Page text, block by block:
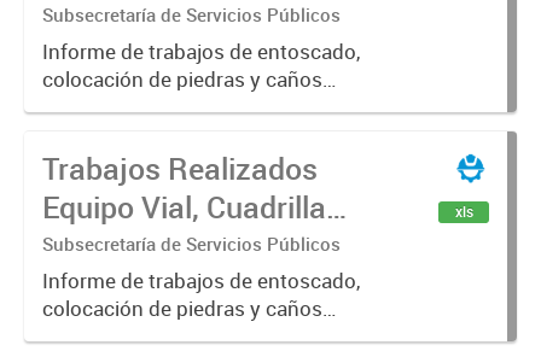
Subsecretaría de Servicios Públicos
Informe de trabajos de entoscado,
colocación de piedras y caños
(zanjeo - cruce de calles) Informe
construcción, colocación de tapa
registro, reparación...
Trabajos Realizados
Equipo Vial, Cuadrilla
Bacheo, Servicio
Eléctrico - Noviembre
2021
Subsecretaría de Servicios Públicos
Informe de trabajos de entoscado,
colocación de piedras y caños
(zanjeo - cruce de calles) Informe
xls